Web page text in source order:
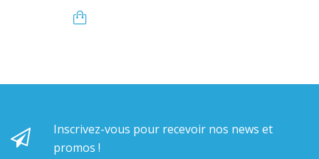
Inscrivez-vous pour recevoir nos news et
promos !